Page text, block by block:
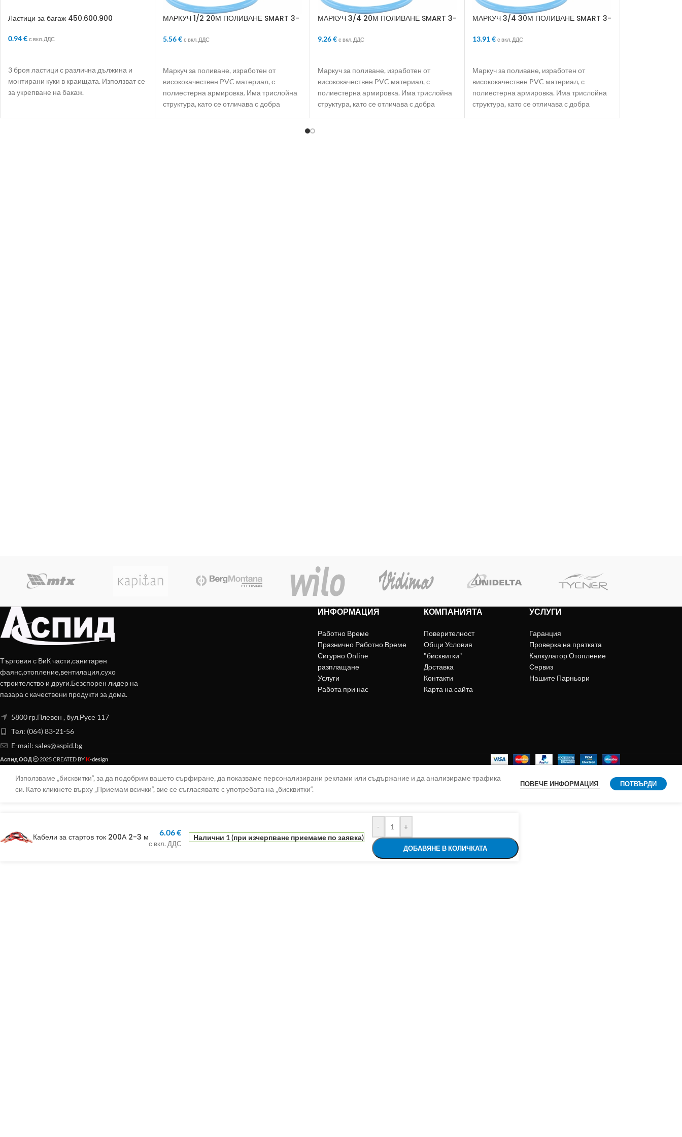
Ластици за багаж 450.600.900
0.94€ с вкл. ДДС
3 броя ластици с различна дължина и
монтирани куки в краищата. Използват се
за укрепване на бакаж.
МАРКУЧ 1/2 20М ПОЛИВАНЕ SMART 3-
5.56€ с вкл. ДДС
Маркуч за поливане, изработен от
висококачествен PVC материал, с
полиестерна армировка. Има трислойна
структура, като се отличава с добра
МАРКУЧ 3/4 20М ПОЛИВАНЕ SMART 3-
9.26€ с вкл. ДДС
Маркуч за поливане, изработен от
висококачествен PVC материал, с
полиестерна армировка. Има трислойна
структура, като се отличава с добра
МАРКУЧ 3/4 30М ПОЛИВАНЕ SMART 3-
13.91€ с вкл. ДДС
Маркуч за поливане, изработен от
висококачествен PVC материал, с
полиестерна армировка. Има трислойна
структура, като се отличава с добра
Търговия с ВиК части,санитарен
фаянс,отопление,вентилация,сухо
строителство и други.Безспорен лидер на
пазара с качествени продукти за дома.
5800 гр.Плевен , бул.Русе 117
Тел: (064) 83-21-56
E-mail: sales@aspid.bg
ИНФОРМАЦИЯ
Работно Време
Празнично Работно Време
Сигурно Online
разплащане
Услуги
Работа при нас
КОМПАНИЯТА
Поверителност
Общи Условия
"бисквитки"
Доставка
Контакти
Карта на сайта
УСЛУГИ
Гаранция
Проверка на пратката
Калкулатор Отопление
Сервиз
Нашите Парньори
Аспид ООД 2025 CREATED BY K-design
Използваме „бисквитки“, за да подобрим вашето сърфиране, да показваме персонализирани реклами или съдържание и да анализираме трафика
си. Като кликнете върху „Приемам всички“, вие се съгласявате с употребата на „бисквитки“.
ПОВЕЧЕ ИНФОРМАЦИЯ ПОТВЪРДИ
Кабели за стартов ток 200А 2-3 м 6.06€
с вкл. ДДС
Налични 1 (при изчерпване приемаме по заявка)
- +
ДОБАВЯНЕ В КОЛИЧКАТА